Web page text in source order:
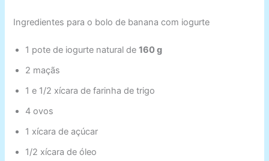
Ingredientes para o bolo de banana com iogurte
1 pote de iogurte natural de160 g
2 maçãs
1 e 1/2 xícara de farinha de trigo
4 ovos
1 xícara de açúcar
1/2 xícara de óleo